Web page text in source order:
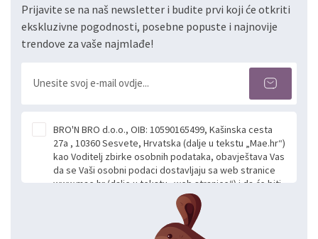
Prijavite se na naš newsletter i budite prvi koji će otkriti
ekskluzivne pogodnosti, posebne popuste i najnovije
trendove za vaše najmlađe!
BRO'N BRO d.o.o., OIB: 10590165499, Kašinska cesta
27a , 10360 Sesvete, Hrvatska (dalje u tekstu „Mae.hr“)
kao Voditelj zbirke osobnih podataka, obavještava Vas
da se Vaši osobni podaci dostavljaju sa web stranice
www.mae.hr (dalje u tekstu „web stranice“) i da će biti
obrađeni. Prihvaćanjem ove Izjave smatra se da
slobodno i izričito dajete privolu za prikupljanje i daljnju
obradu Vaših osobnih podataka koje ustupate Mae.hr